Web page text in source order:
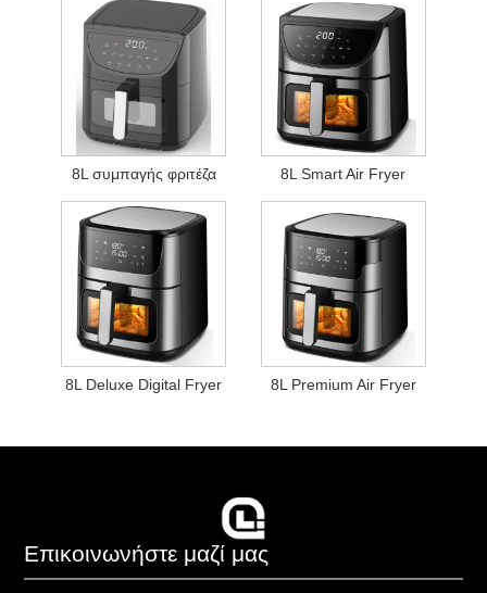
8L συμπαγής φριτέζα 8L Smart Air Fryer
8L Deluxe Digital Fryer 8L Premium Air Fryer
Επικοινωνήστε μαζί μας